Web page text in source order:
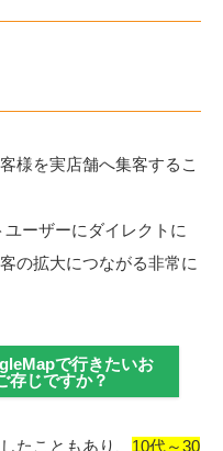
様を実店舗へ集客するこ
ーザーにダイレクトに
の拡大につながる非常に
で行きたいお
存じですか？
たこともあり、 10代～30